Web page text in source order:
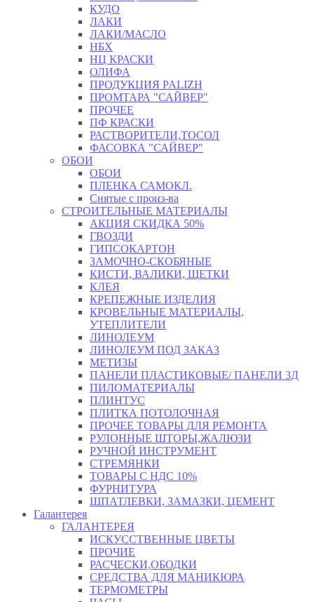
КУДО
ЛАКИ
ЛАКИ/МАСЛО
НБХ
НЦ КРАСКИ
ОЛИФА
ПРОДУКЦИЯ PALIZH
ПРОМТАРА "САЙВЕР"
ПРОЧЕЕ
ПФ КРАСКИ
РАСТВОРИТЕЛИ,ТОСОЛ
ФАСОВКА "САЙВЕР"
ОБОИ
ОБОИ
ПЛЕНКА САМОКЛ.
Снятые с произ-ва
СТРОИТЕЛЬНЫЕ МАТЕРИАЛЫ
АКЦИЯ СКИДКА 50%
ГВОЗДИ
ГИПСОКАРТОН
ЗАМОЧНО-СКОБЯНЫЕ
КИСТИ, ВАЛИКИ, ЩЕТКИ
КЛЕЯ
КРЕПЕЖНЫЕ ИЗДЕЛИЯ
КРОВЕЛЬНЫЕ МАТЕРИАЛЫ,
УТЕПЛИТЕЛИ
ЛИНОЛЕУМ
ЛИНОЛЕУМ ПОД ЗАКАЗ
МЕТИЗЫ
ПАНЕЛИ ПЛАСТИКОВЫЕ/ ПАНЕЛИ 3Д
ПИЛОМАТЕРИАЛЫ
ПЛИНТУС
ПЛИТКА ПОТОЛОЧНАЯ
ПРОЧЕЕ ТОВАРЫ ДЛЯ РЕМОНТА
РУЛОННЫЕ ШТОРЫ,ЖАЛЮЗИ
РУЧНОЙ ИНСТРУМЕНТ
СТРЕМЯНКИ
ТОВАРЫ С НДС 10%
ФУРНИТУРА
ШПАТЛЕВКИ, ЗАМАЗКИ, ЦЕМЕНТ
Галантерея
ГАЛАНТЕРЕЯ
ИСКУССТВЕННЫЕ ЦВЕТЫ
ПРОЧИЕ
РАСЧЕСКИ,ОБОДКИ
СРЕДСТВА ДЛЯ МАНИКЮРА
ТЕРМОМЕТРЫ